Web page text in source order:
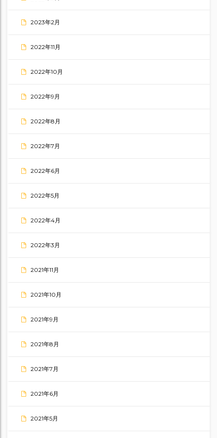
2023年2月
2022年11月
2022年10月
2022年9月
2022年8月
2022年7月
2022年6月
2022年5月
2022年4月
2022年3月
2021年11月
2021年10月
2021年9月
2021年8月
2021年7月
2021年6月
2021年5月